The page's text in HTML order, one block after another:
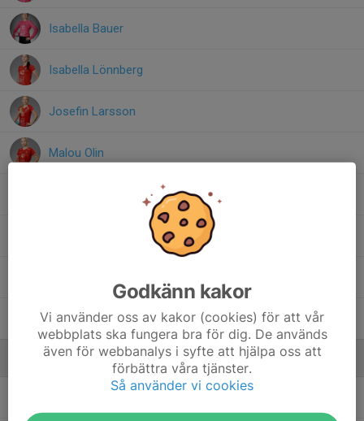
Isabella Bauer
Isabella Lönnberg
Josefin Larsson
Malou Olin
Vilma Stierna
Ledare
Godkänn kakor
Vi använder oss av kakor (cookies) för att vår
webbplats ska fungera bra för dig. De används
även för webbanalys i syfte att hjälpa oss att
förbättra våra tjänster.
Så använder vi cookies